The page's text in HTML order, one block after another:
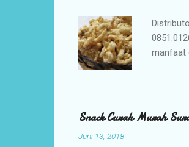
manfaat
adalah
Snack Curah Murah
Juni 13, 2018